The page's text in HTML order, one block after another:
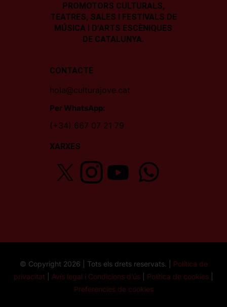
PROMOTORS CULTURALS,
TEATRES, SALES I FESTIVALS DE
MÚSICA I D’ARTS ESCÈNIQUES
DE CATALUNYA.
CONTACTE
hola@culturajove.cat
Per WhatsApp:
(+34) 667 07 21 79
XARXES
© Copyright 2026 | Tots els drets reservats. | Política de
privacitat
Avís legal i Condicions d'ús Política de cookies
Preferencies de cookies